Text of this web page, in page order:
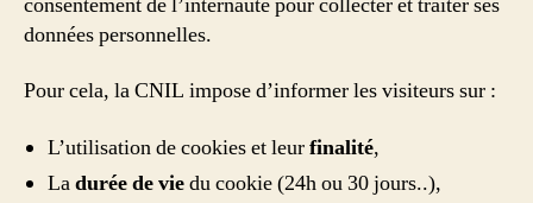
données personnelles.
Pour cela, la CNIL impose d’informer les visiteurs sur :
L’utilisation de cookies et leurfinalité,
Ladurée de viedu cookie (24h ou 30 jours..),